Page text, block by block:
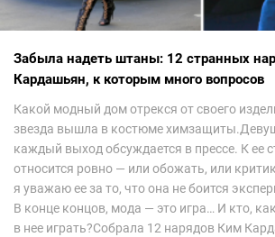
Забыла надеть штаны: 12 странных
Кардашьян, к которым много вопросов
Какой модный дом отрекся от своего
звезда вышла в костюме
каждый выход обсуждается в прессе. К ее
относится ровно — или обожать, или
я уважаю ее за то, что она не боится
В конце концов, мода — это игра… И кто,
в нее играть?Собрала 12 нарядов Ким